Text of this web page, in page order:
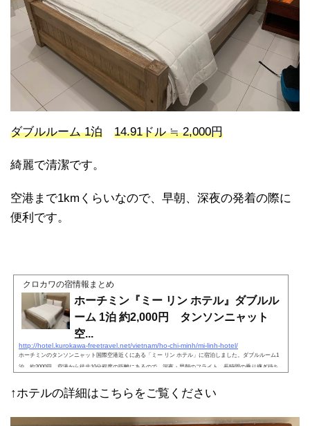
ダブルルーム 1泊 14.91ドル ≒ 2,000円
綺麗で清潔です。
空港まで1kmくらいなので、早朝、深夜の発着の際に
便利です。
クロカワの宿情報まとめ
ホーチミン『ミー リン ホテル』ダブルル
ーム 1泊 約2,000円 タンソンニャット
空...
http://hotel.kurokawa-freetravel.net/vietnam/ho-chi-minh/mi-linh-hotel/
ホーチミンのタンソンニャット国際空港近くにある「ミー リン ホテル」に宿泊しました。ダブルルーム1
泊、約2000円。空港から徒歩10分程度の距離にあるので、深夜・早朝のフライト、長時間の乗り継ぎ待ち
↑ホテルの詳細はこちらをご覧ください